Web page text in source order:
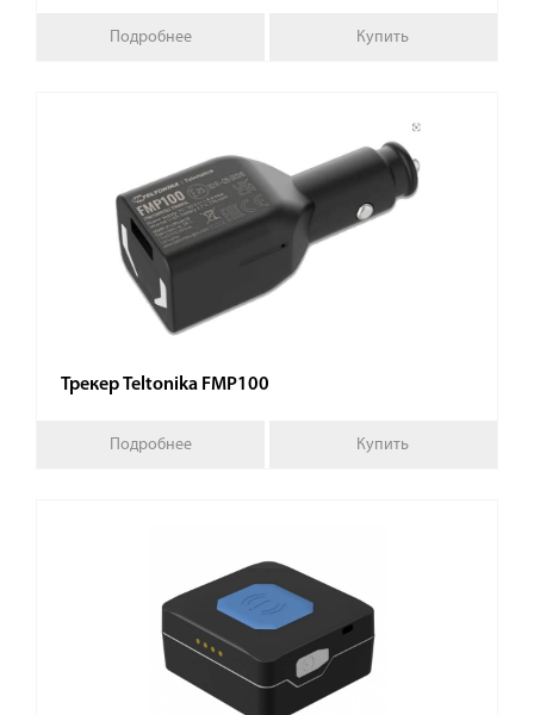
Подробнее Купить
Трекер Teltonika FMP100
Подробнее Купить